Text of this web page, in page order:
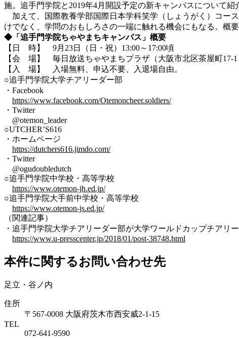
施。追手門学院と2019年4月開設予定の新キャンパスについて紹
加えて、国際教養学部国際日本学科笑学（しょうがく）コー
けでなく、学問のおもしろさの一端に触れる機会にもなる。概要
◆「追手門学院ちゃやまちキャンパス」概要
【日 時】 9月23日（日・祝）13:00～17:00頃
【会 場】 毎日放送ちゃやまちプラザ（大阪市北区茶屋町17-1
【入 場】 入場無料、申込不要、入退場自由。
○追手門学院大学チアリーダー部
・Facebook
https://www.facebook.com/Otemoncheer.soldiers/
・Twitter
@otemon_leader
○UTCHER’S616
・ホームページ
https://dutchers616.jimdo.com/
・Twitter
@ogudoubledutch
○追手門学院中学校・高等学校
https://www.otemon-jh.ed.jp/
○追手門学院大手前中学校・高等学校
https://www.otemon-js.ed.jp/
（関連記事）
・追手門学院大学チアリーダー部が大学ワールドカップチアリ
https://www.u-presscenter.jp/2018/01/post-38748.html
本件に関するお問い合わせ先
足立・谷ノ内
住所
〒567-0008 大阪府茨木市西安威2-1-15
TEL
072-641-9590